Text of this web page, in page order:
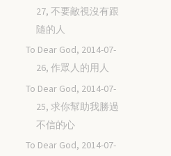
27, 不要敵視沒有跟
隨的人
To Dear God, 2014-07-
26, 作眾人的用人
To Dear God, 2014-07-
25, 求你幫助我勝過
不信的心
To Dear God, 2014-07-